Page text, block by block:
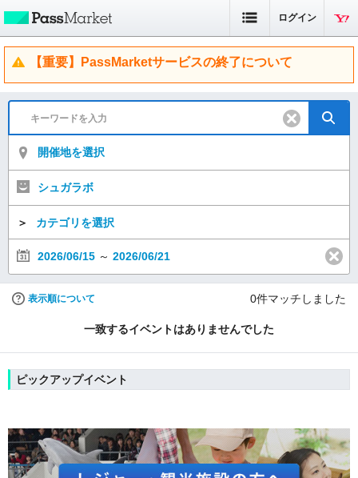
ログイン
【重要】PassMarketサービスの終了について
開催地を選択
シュガラボ
＞ カテゴリを選択
2026/06/15 ～ 2026/06/21
表示順について 0件マッチしました
一致するイベントはありませんでした
ピックアップイベント